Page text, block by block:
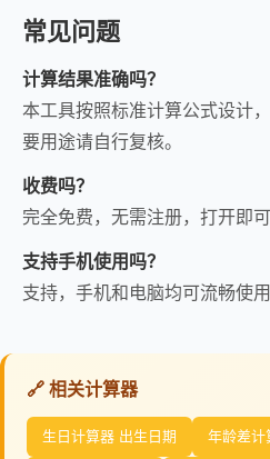
常见问题
计算结果准确吗？
本工具按照标准计算公式设计
要用途请自行复核。
收费吗？
完全免费，无需注册，打开即可
支持手机使用吗？
支持，手机和电脑均可流畅使用
🔗 相关计算器
生日计算器 出生日期 年龄差计